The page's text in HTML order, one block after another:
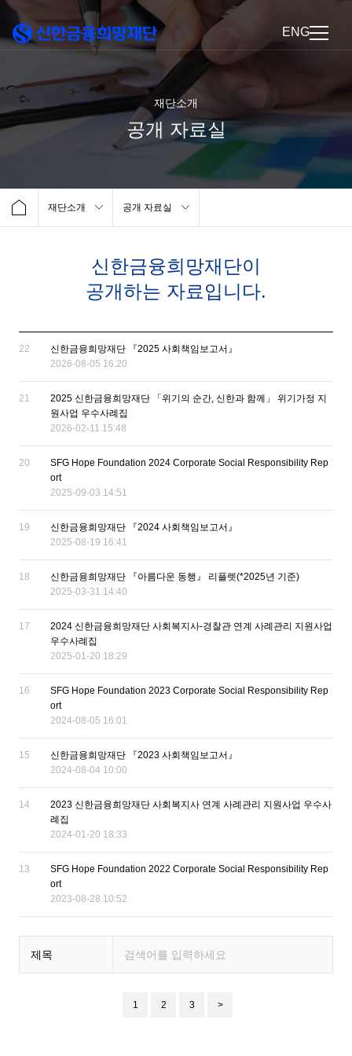
ENG
재단소개
공개 자료실
재단소개 공개 자료실
신한금융희망재단이
공개하는 자료입니다.
22
신한금융희망재단 『2025 사회책임보고서』
2026-08-05 16:20
21
2025 신한금융희망재단 「위기의 순간, 신한과 함께」 위기가정 지
원사업 우수사례집
2026-02-11 15:48
20
SFG Hope Foundation 2024 Corporate Social Responsibility Rep
ort
2025-09-03 14:51
19
신한금융희망재단 『2024 사회책임보고서』
2025-08-19 16:41
18
신한금융희망재단 『아름다운 동행』 리플렛(*2025년 기준)
2025-03-31 14:40
17
2024 신한금융희망재단 사회복지사-경찰관 연계 사례관리 지원사업
우수사례집
2025-01-20 18:29
16
SFG Hope Foundation 2023 Corporate Social Responsibility Rep
ort
2024-08-05 16:01
15
신한금융희망재단 『2023 사회책임보고서』
2024-08-04 10:00
14
2023 신한금융희망재단 사회복지사 연계 사례관리 지원사업 우수사
례집
2024-01-20 18:33
13
SFG Hope Foundation 2022 Corporate Social Responsibility Rep
ort
2023-08-28 10:52
제목
1 2 3 >